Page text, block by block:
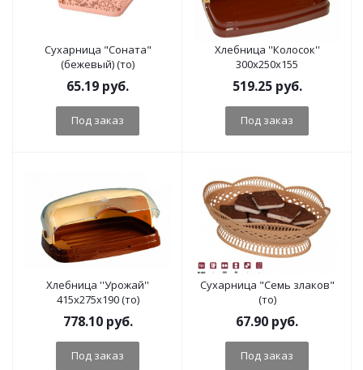
Сухарница "Соната"
(бежевый) (то)
65.19 руб.
Под заказ
Хлебница ''Колосок''
300х250х155
519.25руб.
Под заказ
Хлебница ''Урожай''
415х275х190 (то)
778.10руб.
Под заказ
Сухарница "Семь злаков"
(то)
67.90 руб.
Под заказ